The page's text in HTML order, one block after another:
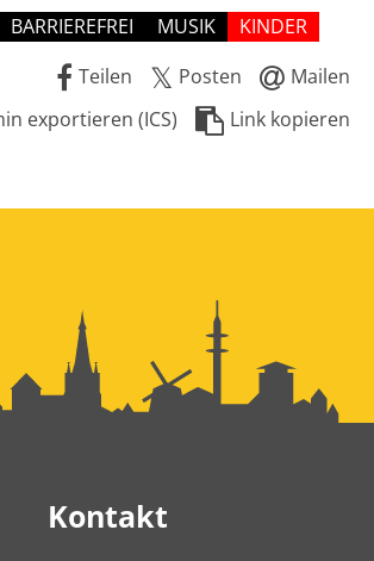
BARRIEREFREI MUSIK
KINDER
Teilen
Posten
Mailen
exportieren (ICS)
Link kopieren
Kontakt